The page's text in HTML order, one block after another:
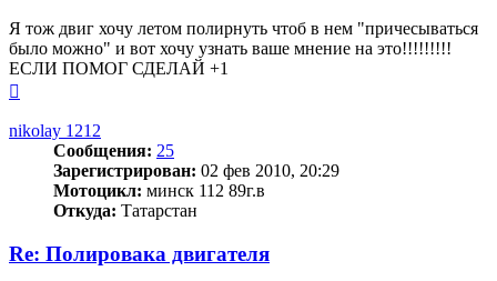
Я тож двиг хочу летом полирнуть чтоб в нем "причесываться
было можно" и вот хочу узнать ваше мнение на это!!!!!!!!!
ЕСЛИ ПОМОГ СДЕЛАЙ +1
началу
nikolay 1212
Сообщения: 25
Зарегистрирован: 02 фев 2010, 20:29
Мотоцикл: минск 112 89г.в
Откуда: Татарстан
Re: Полировака двигателя